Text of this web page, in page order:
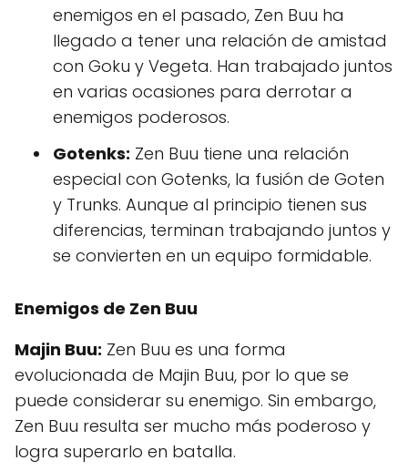
enemigos en el pasado, Zen Buu ha
llegado a tener una relación de amistad
con Goku y Vegeta. Han trabajado juntos
en varias ocasiones para derrotar a
enemigos poderosos.
Gotenks: Zen Buu tiene una relación
especial con Gotenks, la fusión de Goten
y Trunks. Aunque al principio tienen sus
diferencias, terminan trabajando juntos y
se convierten en un equipo formidable.
Enemigos de Zen Buu
Majin Buu: Zen Buu es una forma
evolucionada de Majin Buu, por lo que se
puede considerar su enemigo. Sin embargo,
Zen Buu resulta ser mucho más poderoso y
logra superarlo en batalla.